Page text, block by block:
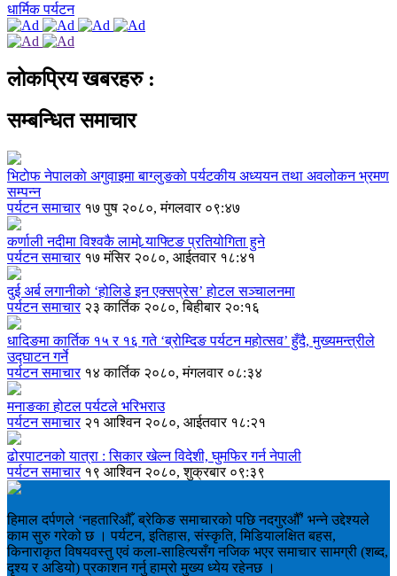
धार्मिक पर्यटन
लोकप्रिय खबरहरु :
सम्बन्धित समाचार
भिटाेफ नेपालकाे अगुवाइमा बाग्लुङकाे पर्यटकीय अध्ययन तथा अवलोकन भ्रमण
सम्पन्न
पर्यटन समाचार १७ पुष २०८०, मंगलवार ०९:४७
कर्णाली नदीमा विश्वकै लामो र्‍याफ्टिङ प्रतियोगिता हुने
पर्यटन समाचार १७ मंसिर २०८०, आईतवार १८:४१
दुई अर्ब लगानीको ‘होलिडे इन एक्सप्रेस’ होटल सञ्चालनमा
पर्यटन समाचार २३ कार्तिक २०८०, बिहीबार २०:१६
धादिङमा कार्तिक १५ र १६ गते ‘ब्रोम्दिङ पर्यटन महोत्सव’ हुँदै, मुख्यमन्त्रीले
उद्घाटन गर्ने
पर्यटन समाचार १४ कार्तिक २०८०, मंगलवार ०८:३४
मनाङका होटल पर्यटले भरिभराउ
पर्यटन समाचार २१ आश्विन २०८०, आईतवार १८:२१
ढोरपाटनको यात्रा : सिकार खेल्न विदेशी, घुमफिर गर्न नेपाली
पर्यटन समाचार १९ आश्विन २०८०, शुक्रबार ०९:३९
हिमाल दर्पणले ‘नहतारिऔँ, ब्रेकिङ समाचारको पछि नदगुरऔँ’ भन्ने उद्देश्यले
काम सुरु गरेको छ । पर्यटन, इतिहास, संस्कृति, मिडियालक्षित बहस,
किनाराकृत विषयवस्तु एवं कला-साहित्यसँग नजिक भएर समाचार सामग्री (शब्द,
दृश्य र अडियो) प्रकाशन गर्नु हाम्रो मुख्य ध्येय रहेनछ ।